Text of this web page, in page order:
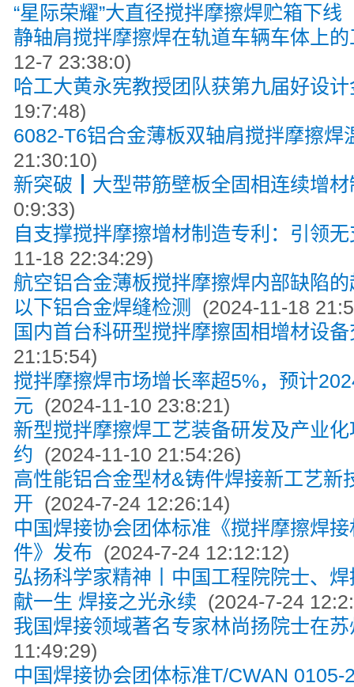
“星际荣耀”大直径搅拌摩擦焊贮箱下线
静轴肩搅拌摩擦焊在轨道车辆车体上
12-7 23:38:0)
哈工大黄永宪教授团队获第九届好设
19:7:48)
6082⁃T6铝合金薄板双轴肩搅拌摩擦焊
21:30:10)
新突破┃大型带筋壁板全固相连续增材
0:9:33)
自支撑搅拌摩擦增材制造专利：引领
11-18 22:34:29)
航空铝合金薄板搅拌摩擦焊内部缺陷
以下铝合金焊缝检测
(2024-11-18
国内首台科研型搅拌摩擦固相增材设
21:15:54)
搅拌摩擦焊市场增长率超5%，预计
元 (2024-11-10 23:8:21)
新型搅拌摩擦焊工艺装备研发及产业
约 (2024-11-10 21:54:26)
高性能铝合金型材&铸件焊接新工艺新
开 (2024-7-24 12:26:14)
中国焊接协会团体标准《搅拌摩擦焊
件》发布 (2024-7-24 12:12:12)
弘扬科学家精神丨中国工程院院士、
献一生 焊接之光永续 (2024-7-24
我国焊接领域著名专家林尚扬院士在
11:49:29)
中国焊接协会团体标准T/CWAN